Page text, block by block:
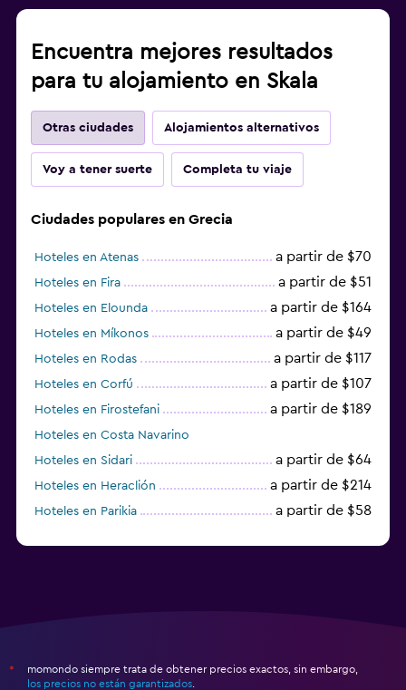
Encuentra mejores resultados
para tu alojamiento en Skala
Otras ciudades Alojamientos alternativos
Voy a tener suerte Completa tu viaje
Ciudades populares en Grecia
Hoteles en Atenas a partir de $70
Hoteles en Fira a partir de $51
Hoteles en Elounda a partir de $164
Hoteles en Míkonos a partir de $49
Hoteles en Rodas a partir de $117
Hoteles en Corfú a partir de $107
Hoteles en Firostefani a partir de $189
Hoteles en Costa Navarino
Hoteles en Sidari
a partir de $64
Hoteles en Heraclión a partir de $214
Hoteles en Parikia a partir de $58
*
momondo siempre trata de obtener precios exactos, sin embargo,
los precios no están garantizados